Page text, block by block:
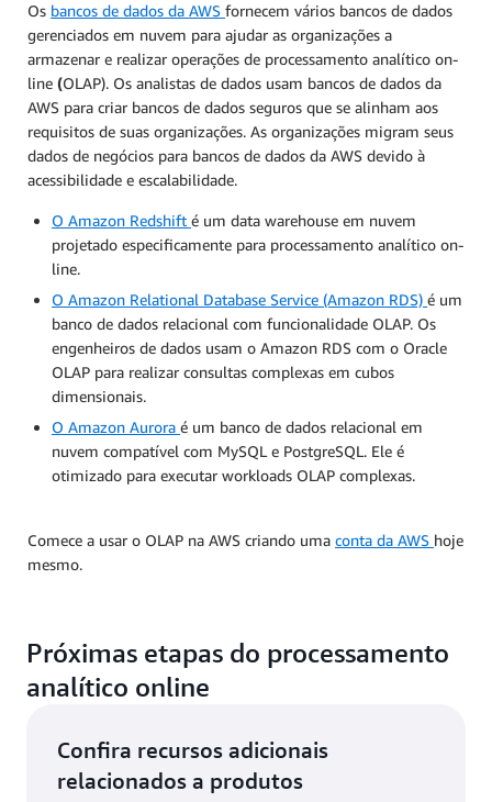
Os bancos de dados da AWS fornecem vários bancos de dados
gerenciados em nuvem para ajudar as organizações a
armazenar e realizar operações de processamento analítico on-
line (OLAP). Os analistas de dados usam bancos de dados da
AWS para criar bancos de dados seguros que se alinham aos
requisitos de suas organizações. As organizações migram seus
dados de negócios para bancos de dados da AWS devido à
acessibilidade e escalabilidade.
O Amazon Redshift é um data warehouse em nuvem
projetado especificamente para processamento analítico on-
line.
O Amazon Relational Database Service (Amazon RDS) é um
banco de dados relacional com funcionalidade OLAP. Os
engenheiros de dados usam o Amazon RDS com o Oracle
OLAP para realizar consultas complexas em cubos
dimensionais.
O Amazon Aurora é um banco de dados relacional em
nuvem compatível com MySQL e PostgreSQL. Ele é
otimizado para executar workloads OLAP complexas.
Comece a usar o OLAP na AWS criando uma conta da AWS hoje
mesmo.
Próximas etapas do processamento
analítico online
Confira recursos adicionais
relacionados a produtos